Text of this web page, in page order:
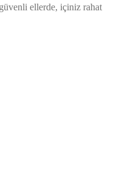
ellerde, içiniz rahat